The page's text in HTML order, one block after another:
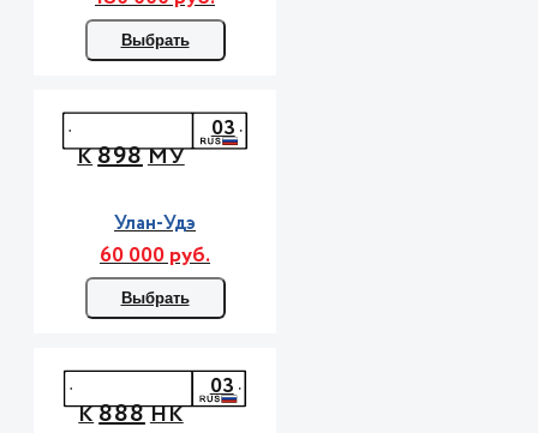
Выбрать
К898МУ
03
Улан-Удэ
60 000 руб.
Выбрать
К888НК
03